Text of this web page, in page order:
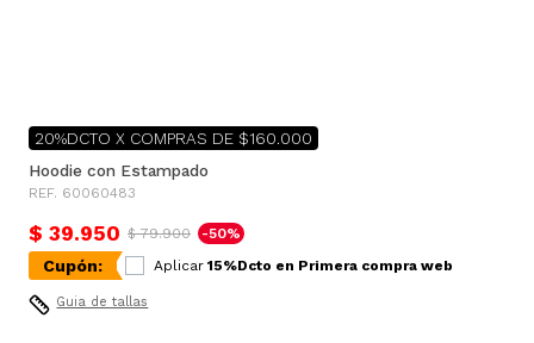
20%DCTO X COMPRAS DE $160.000
Hoodie con Estampado
REF. 60060483
$ 39.950 $ 79.900 -50%
Cupón: Aplicar 15%Dcto en Primera compra web
Guia de tallas